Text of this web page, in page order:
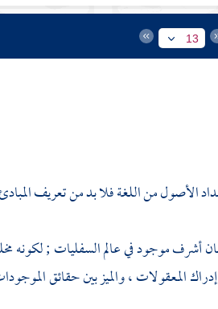
13
الأصول من اللغة فلا بد من تعريف
أشرف موجود في عالم السفليات ; لكونه
المعقولات ، والميز بين حقائق